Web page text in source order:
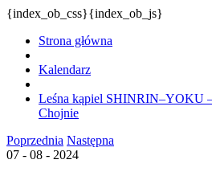
{index_ob_css}{index_ob_js}
Strona główna
Kalendarz
Leśna kąpiel SHINRIN–YOKU
Chojnie
Poprzednia Następna
07 - 08 - 2024